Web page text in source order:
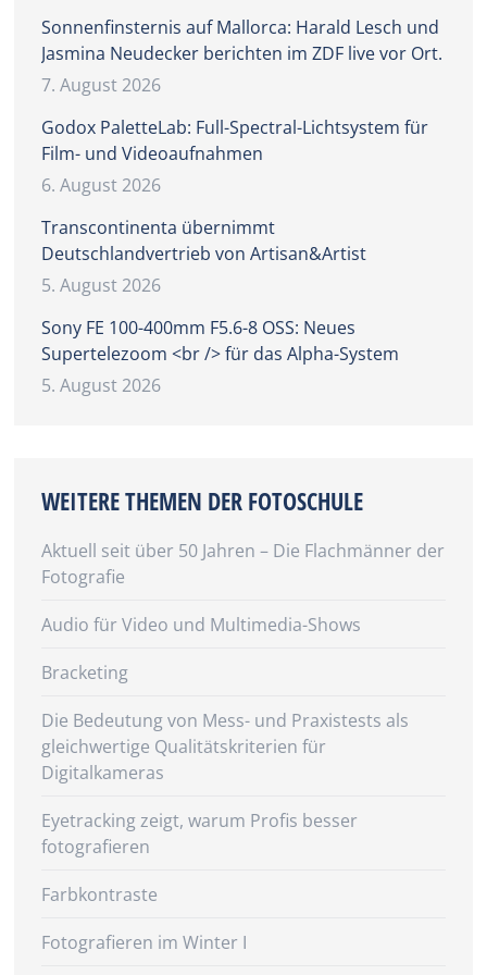
Sonnenfinsternis auf Mallorca: Harald Lesch und
Jasmina Neudecker berichten im ZDF live vor Ort.
7. August 2026
Godox PaletteLab: Full-Spectral-Lichtsystem für
Film- und Videoaufnahmen
6. August 2026
Transcontinenta übernimmt
Deutschlandvertrieb von Artisan&Artist
5. August 2026
Sony FE 100-400mm F5.6-8 OSS: Neues
Supertelezoom <br /> für das Alpha-System
5. August 2026
WEITERE THEMEN DER FOTOSCHULE
Aktuell seit über 50 Jahren – Die Flachmänner der
Fotografie
Audio für Video und Multimedia-Shows
Bracketing
Die Bedeutung von Mess- und Praxistests als
gleichwertige Qualitätskriterien für
Digitalkameras
Eyetracking zeigt, warum Profis besser
fotografieren
Farbkontraste
Fotografieren im Winter I